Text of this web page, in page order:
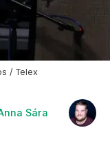
/ Telex
Sára